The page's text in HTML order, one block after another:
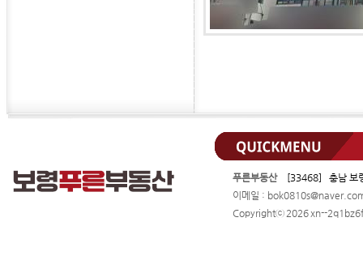
푸른부동산
[33468] 충남 보
이메일 :
Copyrightⓒ 2026 xn--